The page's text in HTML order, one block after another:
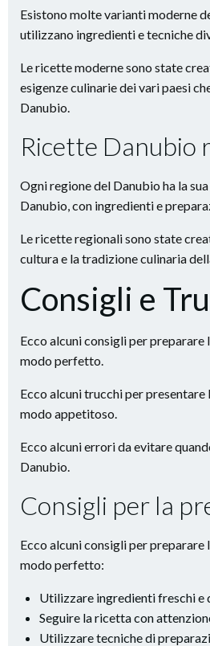
Esistono molte varianti moderne
utilizzano ingredienti e tecniche
Le ricette moderne sono state
esigenze culinarie dei vari paesi
Danubio.
Ricette Danubio
Ogni regione del Danubio ha la
Danubio, con ingredienti e
Le ricette regionali sono state
cultura e la tradizione culinaria
Consigli e
Ecco alcuni consigli per
modo perfetto.
Ecco alcuni trucchi per
modo appetitoso.
Ecco alcuni errori da evitare
Danubio.
Consigli per la
Ecco alcuni consigli per
modo perfetto:
Utilizzare ingredienti freschi e
Seguire la ricetta con
Utilizzare tecniche di